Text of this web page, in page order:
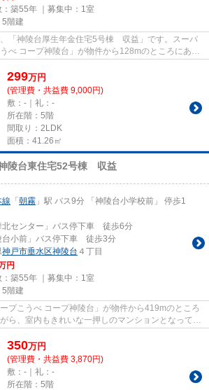
築55年 ｜募集中： 1室
5階建
「神陵台厚生年金住宅5号棟 収益」です。スーパ
べ コープ神陵台」が物件から128mのところにあり
299万円
(管理費・共益費 9,000円)
敷：-｜礼：-
所在階：5階
間取り：2LDK
面積：41.26㎡
陵台東住宅52号棟 収益
線 「 朝霧 」駅 バス9分 「神陵台小学校前」 停歩1
北センター」バス停下車 徒歩6分
台小前」バス停下車 徒歩3分
神戸市垂水区神陵台 ４丁目
円
築55年 ｜募集中： 1室
5階建
プこうべ コープ神陵台」が物件から419mのところ
ら、室内もきれいな一押しのマンションとなってい
陽...
350万円
(管理費・共益費 3,870円)
敷：-｜礼：-
所在階：5階